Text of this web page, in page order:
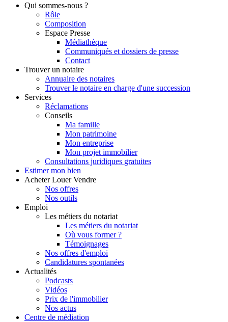
Qui sommes-nous ?
Rôle
Composition
Espace Presse
Médiathèque
Communiqués et dossiers de presse
Contact
Trouver un notaire
Annuaire des notaires
Trouver le notaire en charge d'une succession
Services
Réclamations
Conseils
Ma famille
Mon patrimoine
Mon entreprise
Mon projet immobilier
Consultations juridiques gratuites
Estimer mon bien
Acheter Louer Vendre
Nos offres
Nos outils
Emploi
Les métiers du notariat
Les métiers du notariat
Où vous former ?
Témoignages
Nos offres d'emploi
Candidatures spontanées
Actualités
Podcasts
Vidéos
Prix de l'immobilier
Nos actus
Centre de médiation